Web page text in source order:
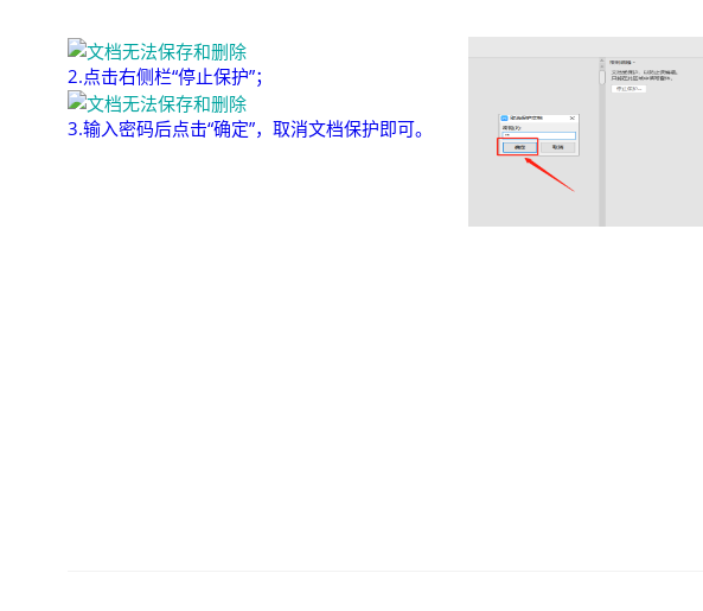
2.点击右侧栏“停止保护”；
3.输入密码后点击“确定”，取消文档保护即可。